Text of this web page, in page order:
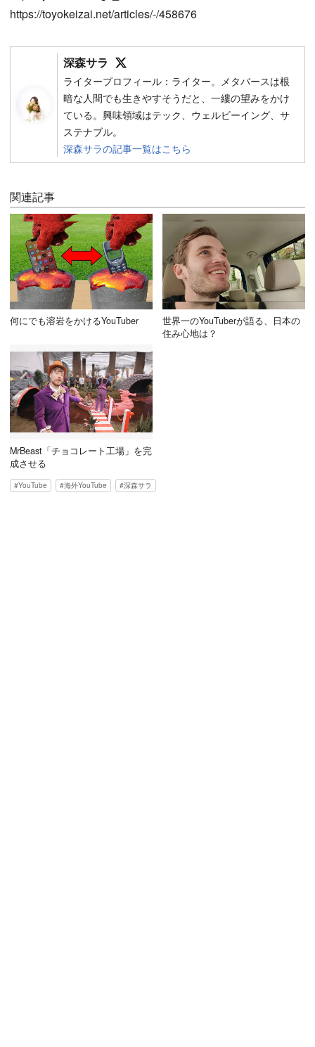
https://toyokeizai.net/articles/-/458676
深森サラ
ライタープロフィール：ライター。メタバースは根
暗な人間でも生きやすそうだと、一縷の望みをかけ
ている。興味領域はテック、ウェルビーイング、サ
ステナブル。
深森サラの記事一覧はこちら
関連記事
何にでも溶岩をかけるYouTuber
世界一のYouTuberが語る、日本の
住み心地は？
MrBeast「チョコレート工場」を完
成させる
YouTube 海外YouTube 深森サラ